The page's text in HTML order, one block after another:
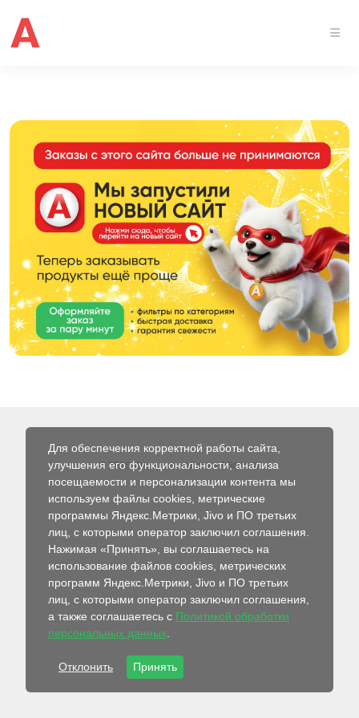
© 2026 Интернет-магазин Абсолют
Для обеспечения корректной работы сайта,
улучшения его функциональности, анализа
посещаемости и персонализации контента мы
используем файлы cookies, метрические
программы Яндекс.Метрики, Jivo и ПО третьих
лиц, с которыми оператор заключил соглашения.
Нажимая «Принять», вы соглашаетесь на
использование файлов cookies, метрических
программ Яндекс.Метрики, Jivo и ПО третьих
лиц, с которыми оператор заключил соглашения,
а также соглашаетесь с Политикой обработки
персональных данных
Отклонить Принять